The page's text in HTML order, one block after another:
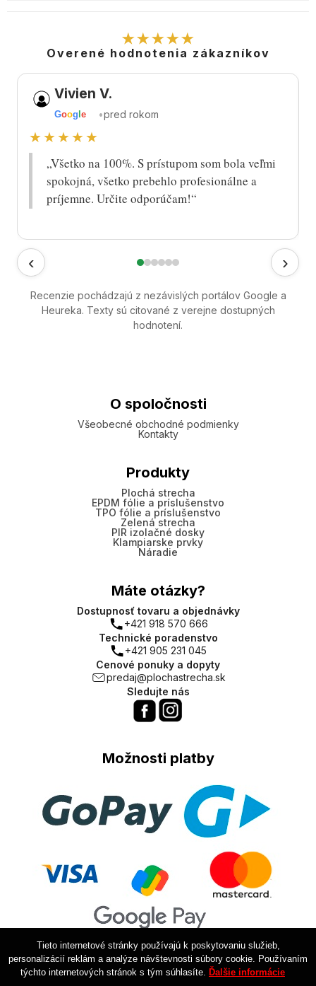
★★★★★
Overené hodnotenia zákazníkov
‹
Vivien V.
Goog le •pred rokom
★★★★★
„Všetko na 100%. S prístupom som bola veľmi
spokojná, všetko prebehlo profesionálne a
príjemne. Určite odporúčam!“
›
Recenzie pochádzajú z nezávislých portálov Google a
Heureka. Texty sú citované z verejne dostupných
hodnotení.
O spoločnosti
Všeobecné obchodné podmienky
Kontakty
Produkty
Plochá strecha
EPDM fólie a príslušenstvo
TPO fólie a príslušenstvo
Zelená strecha
PIR izolačné dosky
Klampiarske prvky
Náradie
Máte otázky?
Dostupnosť tovaru a objednávky
+421 918 570 666
Technické poradenstvo
+421 905 231 045
Cenové ponuky a dopyty
predaj@plochastrecha.sk
Sledujte nás
Možnosti platby
Tieto internetové stránky používajú k poskytovaniu služieb,
personalizácií reklám a analýze návštevnosti súbory cookie. Používaním
týchto internetových stránok s tým súhlasíte. Ďalšie informácie